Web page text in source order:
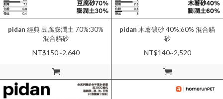
加入購物車
pidan 經典 豆腐膨潤土 70%:30%
混合貓砂
NT$150~2,640
加入購物車
pidan 木薯礦砂 40%:60% 混合貓
砂
NT$140~2,520